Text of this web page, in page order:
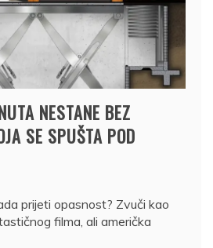
NESTANE BEZ
SE SPUŠTA POD
prijeti opasnost? Zvuči kao
filma, ali američka